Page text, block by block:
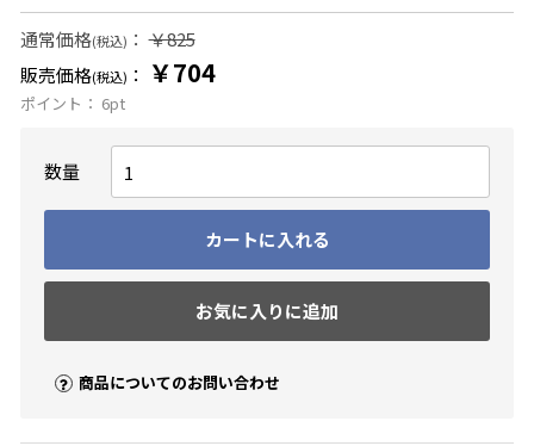
通常価格(税込) ：￥825
販売価格(税込) ： ￥704
ポイント： 6pt
数量
カートに入れる
お気に入りに追加
商品についてのお問い合わせ